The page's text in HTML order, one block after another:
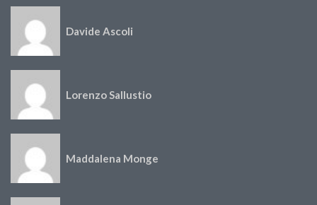
Davide Ascoli
Lorenzo Sallustio
Maddalena Monge